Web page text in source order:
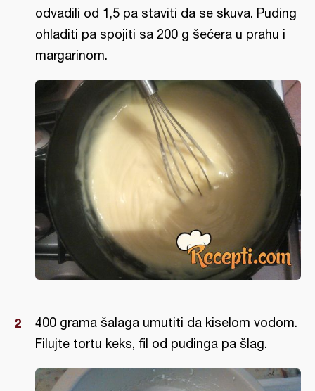
odvadili od 1,5 pa staviti da se skuva. Puding
ohladiti pa spojiti sa 200 g šećera u prahu i
margarinom.
400 grama šalaga umutiti da kiselom vodom.
Filujte tortu keks, fil od pudinga pa šlag.